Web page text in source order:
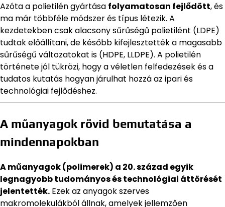
Azóta a polietilén gyártása folyamatosan fejlődött, és
ma már többféle módszer és típus létezik. A
kezdetekben csak alacsony sűrűségű polietilént (LDPE)
tudtak előállítani, de később kifejlesztették a magasabb
sűrűségű változatokat is (HDPE, LLDPE). A polietilén
története jól tükrözi, hogy a véletlen felfedezések és a
tudatos kutatás hogyan járulhat hozzá az ipari és
technológiai fejlődéshez.
A műanyagok rövid bemutatása a
mindennapokban
A műanyagok (polimerek) a 20. század egyik
legnagyobb tudományos és technológiai áttörését
jelentették. Ezek az anyagok szerves
makromolekulákból állnak, amelyek jellemzően